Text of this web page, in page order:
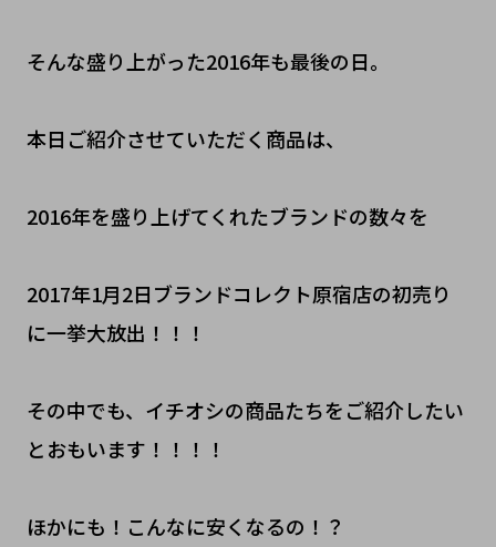
そんな盛り上がった2016年も最後の日。
本日ご紹介させていただく商品は、
2016年を盛り上げてくれたブランドの数々を
2017年1月2日ブランドコレクト原宿店の初売り
に一挙大放出！！！
その中でも、イチオシの商品たちをご紹介したい
とおもいます！！！！
ほかにも！こんなに安くなるの！？